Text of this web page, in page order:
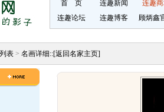
首 页 连趣新闻
连趣
连趣论坛
连趣博客 顾炳鑫
表> 名画详细::[返回名家主页]